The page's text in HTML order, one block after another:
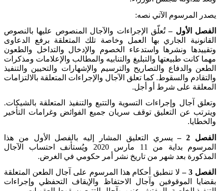
يصدر المرسوم الآتي نصه:
الفصل الأول –تُعلّق الإجراءات والآجال المنصوص عليها بالنصوص
القانونية الجاري بها العمل وخاصة تلك المتعلقة برفع الدعاوى
وتقييدها ونشرها واستدعاء الخصوم والإدخال والتداخل والطعون
مهما كانت طبيعتها والتبليغ والتنابيه والمطالب والإعلامات ومذكرات
الطعن والدفاع والتصاريح والترسيم والإشهارات والتحيين والتنفيذ
والتقادم والسقوط. كما تعلق الآجال والإجراءات المتعلقة بالالتزامات
المعلقة على شرط أو أجل.
وتعلق آجال وإجراءات التسوية والتتبع والتنفيذ المتعلقة بالشيكات.
ويترتب عن التعليق توقف سريان جميع الفوائض وغرامات التأخير
والخطايا.
الفصل 2 –
يسري التعليق المشار إليه بالفصل الأول من هذا
المرسوم بداية من 11 مارس 2020 ويُستأنف احتساب الآجال
المذكورة بعد شهر من تاريخ نشر أمر حكومي في الغرض.
الفصل 3 –
لا تنطبق أحكام هذا المرسوم على آجال الطعن المتعلقة
بقضايا الموقوفين وآجال الاحتفاظ والإيقاف التحفظي وإجراءات